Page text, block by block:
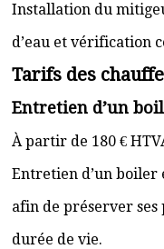
Installation du
d’eau et vérification
Tarifs des
Entretien d’un
À partir de 180 €
Entretien d’un boiler
afin de préserver
durée de vie.